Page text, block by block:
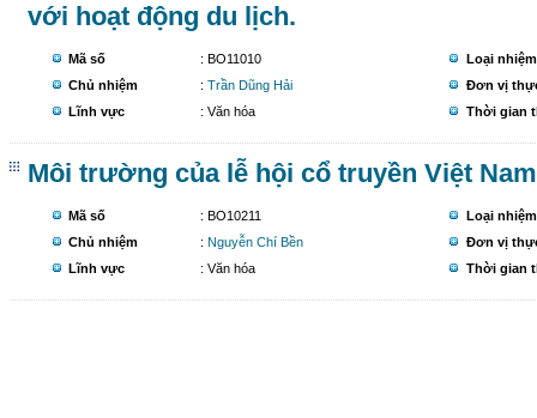
với hoạt động du lịch.
Mã số
: BO11010
Chủ nhiệm
:Trần Dũng Hải
Lĩnh vực
: Văn hóa
Loại
Đơn vị
Thời gian
Môi trường của lễ hội cổ truyền Việt
Mã số
: BO10211
Chủ nhiệm
: Nguyễn Chí Bền
Lĩnh vực
: Văn hóa
Loại
Đơn vị
Thời gian